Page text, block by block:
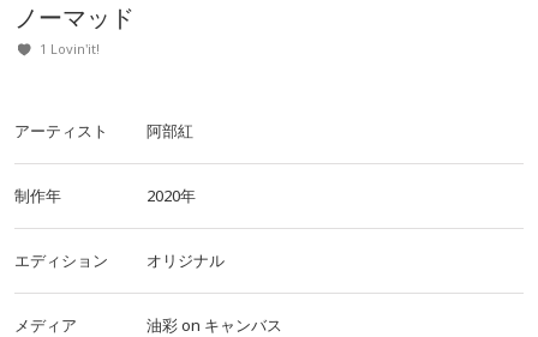
ノーマッド
1 Lovin'it!
アーティスト 阿部紅
制作年 2020年
エディション オリジナル
メディア 油彩on キャンバス